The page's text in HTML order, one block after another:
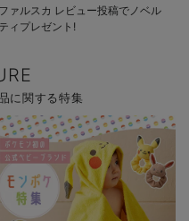
ファルスカ レビュー投稿でノベル
ティプレゼント!
に関する特集